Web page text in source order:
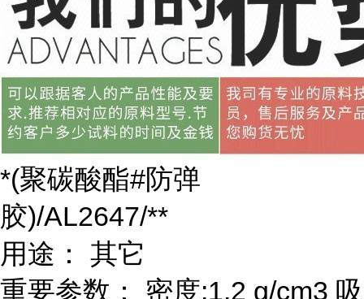
*(聚碳酸酯#防弹
胶)/AL2647/**
用途： 其它
重要参数： 密度:1.2 g/cm3 吸